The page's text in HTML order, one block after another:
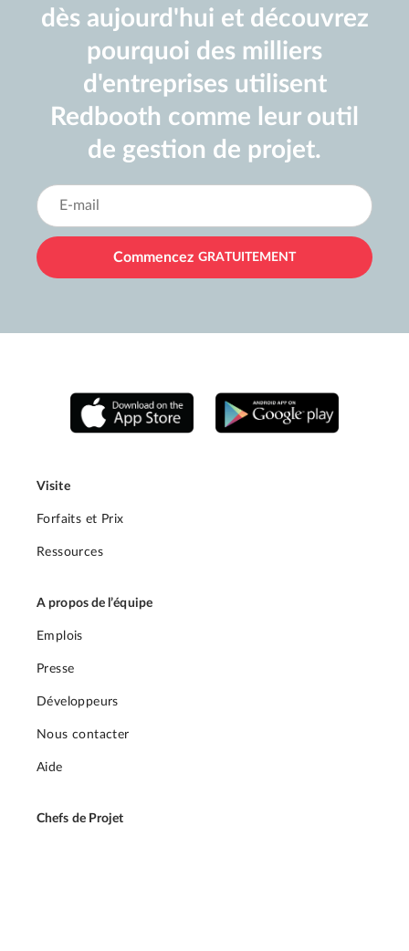
dès aujourd'hui et découvrez
pourquoi des milliers
d'entreprises utilisent
Redbooth comme leur outil
de gestion de projet.
Commencez GRATUITEMENT
Visite
Forfaits et Prix
Ressources
A propos de l’équipe
Emplois
Presse
Développeurs
Nous contacter
Aide
Chefs de Projet